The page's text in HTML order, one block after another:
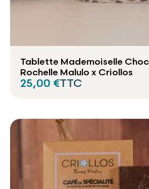
Tablette Mademoiselle
Rochelle Malulo x Criollos
25,00 €TTC